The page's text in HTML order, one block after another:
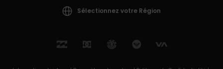
Sélectionnez votre Région